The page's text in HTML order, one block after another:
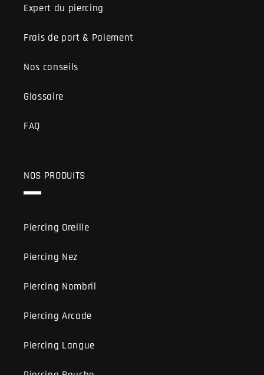
Expert du piercing
Frais de port & Paiement
Nos conseils
Glossaire
FAQ
NOS PRODUITS
Piercing Oreille
Piercing Nez
Piercing Nombril
Piercing Arcade
Piercing Langue